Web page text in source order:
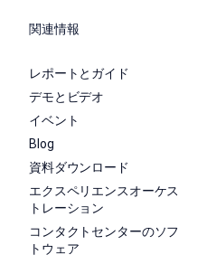
関連情報
レポートとガイド
デモとビデオ
イベント
Blog
資料ダウンロード
エクスペリエンスオーケス
トレーション
コンタクトセンターのソフ
トウェア